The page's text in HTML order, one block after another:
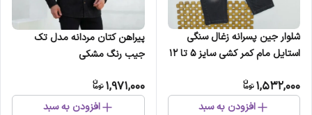
شلوار جین پسرانه زغال سنگی
استایل مام کمر کشی سایز 5 تا 12
1,532,000
افزودن به سبد
پیراهن کتان مردانه مدل تک
جیب رنگ مشکی
1,971,000
افزودن به سبد